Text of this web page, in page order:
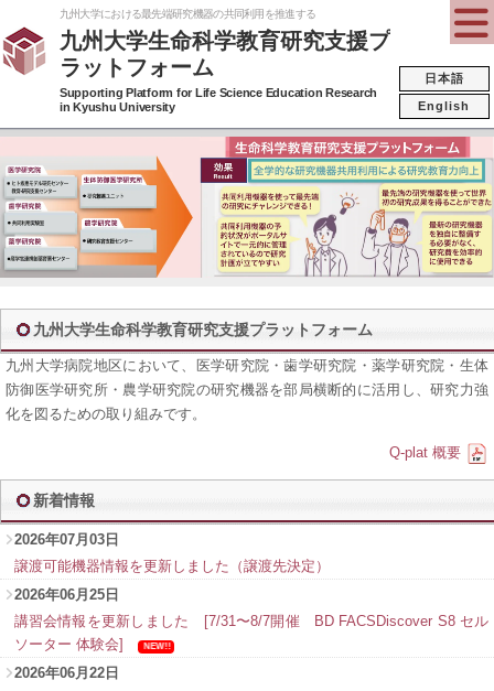
九州大学における最先端研究機器の共同利用を推進する
九州大学生命科学教育研究支援プ
ラットフォーム
Supporting Platform for Life Science Education Research
in Kyushu University
日本語
English
九州大学生命科学教育研究支援プラットフォーム
九州大学病院地区において、医学研究院・歯学研究院・薬学研究院・生体
防御医学研究所・農学研究院の研究機器を部局横断的に活用し、研究力強
化を図るための取り組みです。
Q-plat 概要
新着情報
2026年07月03日
譲渡可能機器情報を更新しました（譲渡先決定）
2026年06月25日
講習会情報を更新しました [7/31〜8/7開催 BD FACSDiscover S8 セル
ソーター 体験会]
NEW!!
2026年06月22日